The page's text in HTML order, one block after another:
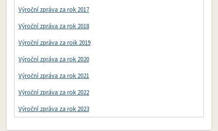
Výroční zpráva za rok 2017
Výroční zpráva za rok 2018
Výroční zpráva za roik 2019
Výroční zpráva za rok 2020
Výroční zpráva za rok 2021
Výroční zpráva za rok 2022
Výroční zpráva za rok 2023